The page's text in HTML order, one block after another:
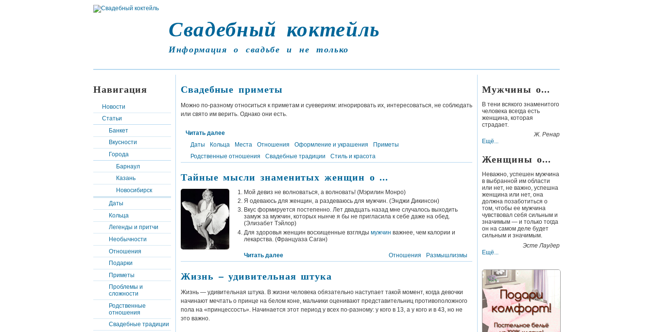
Свадебный коктейль
Информация о свадьбе и не только
Навигация
Новости
Статьи
Банкет
Вкусности
Города
Барнаул
Казань
Новосибирск
Даты
Кольца
Легенды и притчи
Необычности
Отношения
Подарки
Приметы
Проблемы и
сложности
Родственные
отношения
Свадебные традиции
Свадебные приметы
Можно по-разному относиться к приметам и суевериям: игнорировать их, интересоваться, не соблюдать
или свято им верить. Однако они есть.
Читать далее
Даты
Кольца Места Отношения Оформление и украшения
Приметы
Родственные отношения
Свадебные традиции Стиль и красота
Тайные мысли знаменитых женщин о ...
Мой девиз не волноваться, а волновать! (Мэрилин Монро)
Я одеваюсь для женщин, а раздеваюсь для мужчин. (Энджи Дикинсон)
Вкус формируется постепенно. Лет двадцать назад мне случалось выходить
замуж за мужчин, которых нынче я бы не пригласила к себе даже на обед.
(Элизабет Тэйлор)
Для здоровья женщин восхищенные взгляды мужчин важнее, чем калории и
лекарства. (Француаза Саган)
Читать далее Отношения Размышлизмы
Жизнь – удивительная штука
Жизнь — удивительная штука. В жизни человека обязательно наступает такой момент, когда девочки
начинают мечтать о принце на белом коне, мальчики оценивают представительниц противоположного
пола на «принцессость». Начинается этот период у всех по-разному: у кого в 13, а у кого и в 43, но не
это важно.
Мужчины о...
В тени всякого знаменитого
человека всегда есть
женщина, которая
страдает.
Ж. Ренар
Ещё...
Женщины о...
Неважно, успешен мужчина
в выбранной им области
или нет, не важно, успешна
женщина или нет, она
должна позаботиться о
том, чтобы ее мужчина
чувствовал себя сильным и
значимым — и только тогда
он на самом деле будет
сильным и значимым.
Эсте Лаудер
Ещё...